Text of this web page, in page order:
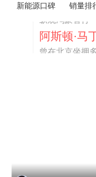
新能源口碑 销量排